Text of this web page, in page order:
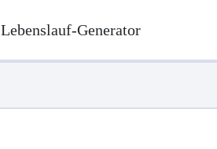
Lebenslauf-Generator